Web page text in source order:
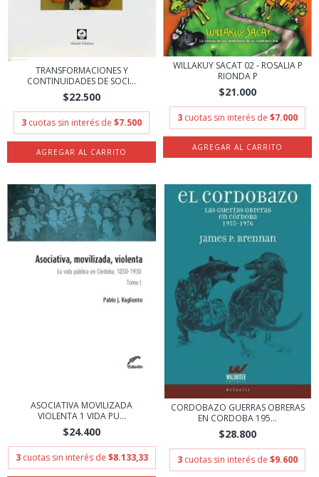
TRANSFORMACIONES Y
CONTINUIDADES DE SOCI...
$22.500
3 cuotas sin interés de $7.500
WILLAKUY SACAT 02 - ROSALIA P
RIONDA P
$21.000
3 cuotas sin interés de $7.000
ASOCIATIVA MOVILIZADA
VIOLENTA 1 VIDA PU...
$24.400
3 cuotas sin interés de $8.133,33
CORDOBAZO GUERRAS OBRERAS
EN CORDOBA 195...
$28.800
3 cuotas sin interés de $9.600